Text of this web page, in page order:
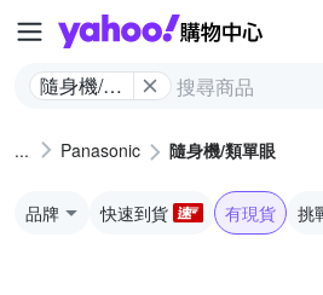
隨身機/類
Panasonic 隨身機/類單眼
品牌 快速到貨 有現貨 挑